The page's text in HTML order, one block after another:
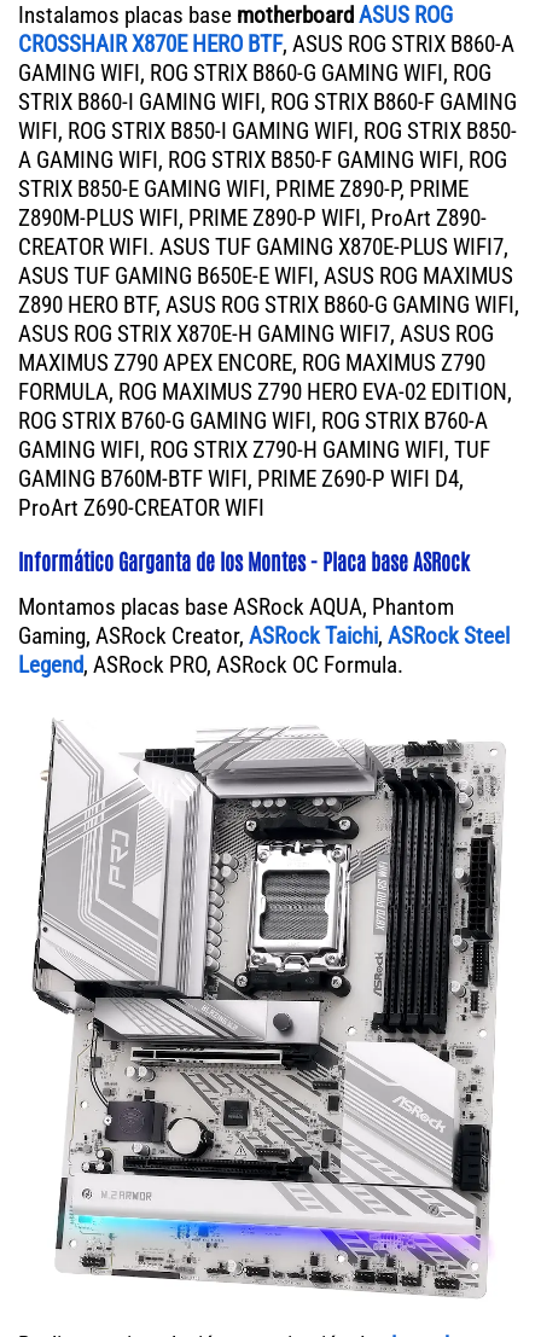
Instalamos placas base motherboardASUS ROG
CROSSHAIR X870E HERO BTF, ASUS ROG STRIX B860-A
GAMING WIFI, ROG STRIX B860-G GAMING WIFI, ROG
STRIX B860-I GAMING WIFI, ROG STRIX B860-F GAMING
WIFI, ROG STRIX B850-I GAMING WIFI, ROG STRIX B850-
A GAMING WIFI, ROG STRIX B850-F GAMING WIFI, ROG
STRIX B850-E GAMING WIFI, PRIME Z890-P, PRIME
Z890M-PLUS WIFI, PRIME Z890-P WIFI, ProArt Z890-
CREATOR WIFI. ASUS TUF GAMING X870E-PLUS WIFI7,
ASUS TUF GAMING B650E-E WIFI, ASUS ROG MAXIMUS
Z890 HERO BTF, ASUS ROG STRIX B860-G GAMING WIFI,
ASUS ROG STRIX X870E-H GAMING WIFI7, ASUS ROG
MAXIMUS Z790 APEX ENCORE, ROG MAXIMUS Z790
FORMULA, ROG MAXIMUS Z790 HERO EVA-02 EDITION,
ROG STRIX B760-G GAMING WIFI, ROG STRIX B760-A
GAMING WIFI, ROG STRIX Z790-H GAMING WIFI, TUF
GAMING B760M-BTF WIFI, PRIME Z690-P WIFI D4,
ProArt Z690-CREATOR WIFI
Informático Garganta de los Montes - Placa base ASRock
Montamos placas base ASRock AQUA, Phantom
Gaming, ASRock Creator, ASRock Taichi, ASRock Steel
Legend, ASRock PRO, ASRock OC Formula.